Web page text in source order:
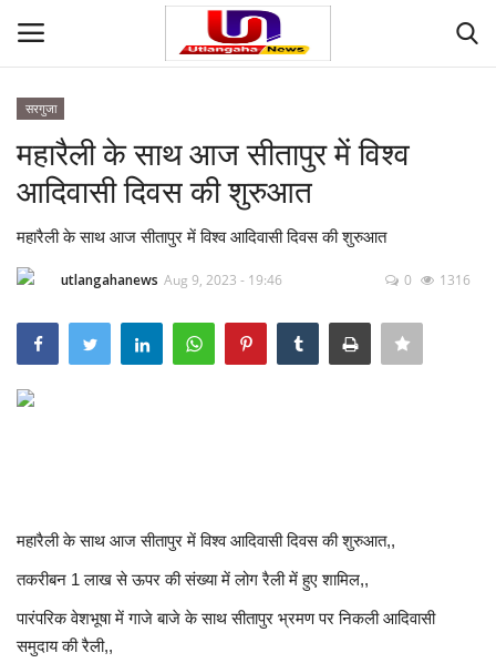
Home
मनोरंजन
खेल
टेक न्यूज
लाइफस्टाइल
सरगुजा
महारैली के साथ आज सीतापुर में विश्व
आदिवासी दिवस की शुरुआत
महारैली के साथ आज सीतापुर में विश्व आदिवासी दिवस की शुरुआत
utlangahanews Aug 9, 2023 - 19:46 0 1316
महारैली के साथ आज सीतापुर में विश्व आदिवासी दिवस की शुरुआत,,
तकरीबन 1 लाख से ऊपर की संख्या में लोग रैली में हुए शामिल,,
पारंपरिक वेशभूषा में गाजे बाजे के साथ सीतापुर भ्रमण पर निकली आदिवासी
समुदाय की रैली,,